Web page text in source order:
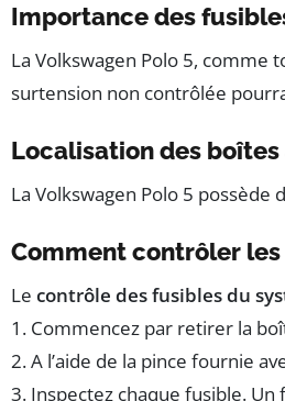
Importance des
La Volkswagen Polo 5, comme
surtension non contrôlée
Localisation des
La Volkswagen Polo 5
Comment contrôler
Le contrôle des fusibles du
1. Commencez par retirer la
2. A l’aide de la pince fournie
3. Inspectez chaque fusible.